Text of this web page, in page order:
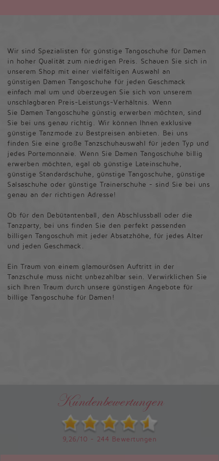
Wir sind Spezialisten für günstige Tangoschuhe für Damen
in hoher Qualität zum niedrigen Preis. Schauen Sie sich in
unserem Shop mit einer vielfältigen Auswahl an
günstigen Damen Tangoschuhe für jeden Geschmack
einfach mal um und überzeugen Sie sich von unserem
unschlagbaren Preis-Leistungs-Verhältnis. Wenn
Sie Damen Tangoschuhe günstig erwerben möchten, sind
Sie bei uns genau richtig. Wir können Ihnen exklusive
günstige Tanzmode zu Bestpreisen anbieten. Bei uns
finden Sie eine große Tanzschuhauswahl für jeden Typ und
jedes Portemonnaie. Wenn Sie Damen Tangoschuhe billig
erwerben möchten, egal ob günstige Lateinschuhe,
günstige Standardschuhe, günstige Tangoschuhe, günstige
Salsaschuhe oder günstige Trainerschuhe - sind Sie bei uns
genau an der richtigen Adresse!
Ob für den Debütantenball, den Abschlussball oder die
Tanzparty, bei uns finden Sie den perfekt passenden
billigen Tangoschuh mit jeder Absatzhöhe, für jedes Alter
und jeden Geschmack.
Ein Traum von einem glamourösen Auftritt in der
Tanzschule muss nicht unbezahlbar sein. Verwirklichen Sie
sich Ihren Traum durch unsere günstigen Angebote für
billige Tangoschuhe für Damen!
Kundenbewertungen
9,26/10 - 244 Bewertungen